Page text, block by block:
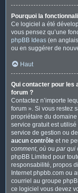
Pourquoi la
Ce logiciel a été
vous pensez qu’une
phpBB Ideas (en
ou en suggérer de
Haut
Qui contacter pour les
forum ?
Contactez n’importe
forum ». Si vous restez
propriétaire du
service gratuit est utilisé
service de gestion ou
aucun contrôle et ne
comment, où ou par qui
phpBB Limited pour
responsabilité, propos
Internet phpbb.com ou
courriel au groupe
ce logiciel vous devez